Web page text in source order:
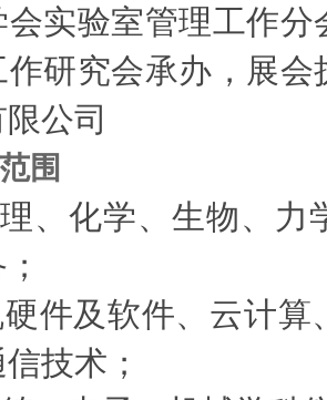
会实验室管理工作
作研究会承办，展
公司
围
、化学、生物、力
件及软件、云计算
技术；